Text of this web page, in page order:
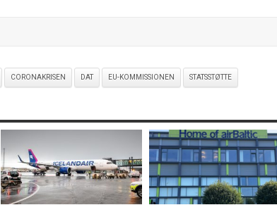
CORONAKRISEN DAT EU-KOMMISSIONEN STATSSTØTTE